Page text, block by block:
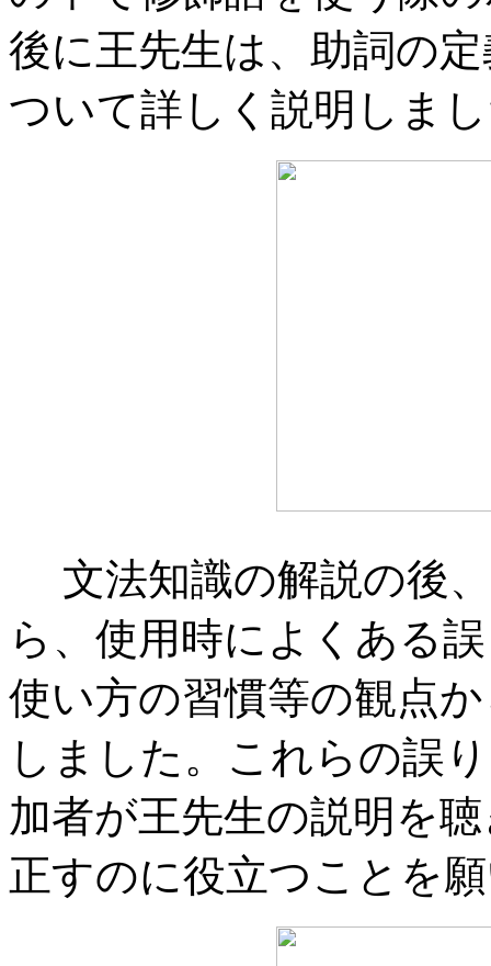
後に王先生は、助詞の
ついて詳しく説明しま
文法知識の解説の後
ら、使用時によくある
使い方の習慣等の観点
しました。これらの誤
加者が王先生の説明を
正すのに役立つことを